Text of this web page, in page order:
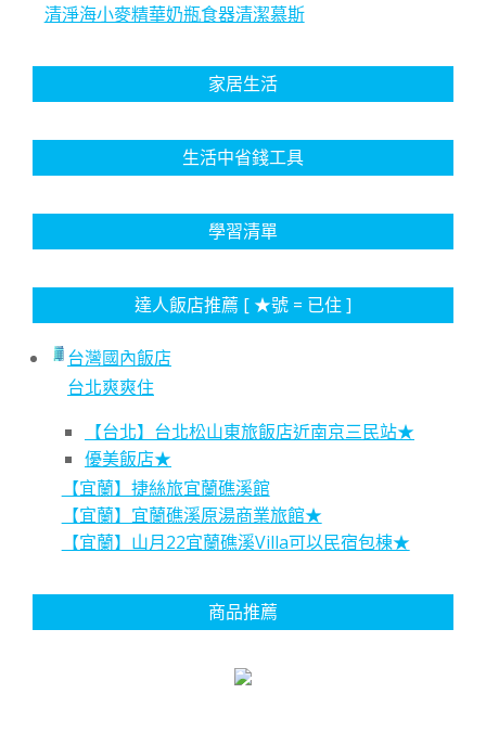
清淨海小麥精華奶瓶食器清潔慕斯
家居生活
生活中省錢工具
學習清單
達人飯店推薦 [ ★號 = 已住 ]
台灣國內飯店
台北爽爽住
【台北】台北松山東旅飯店近南京三民站★
優美飯店★
【宜蘭】捷絲旅宜蘭礁溪館
【宜蘭】宜蘭礁溪原湯商業旅館★
【宜蘭】山月22宜蘭礁溪Villa可以民宿包棟★
商品推薦